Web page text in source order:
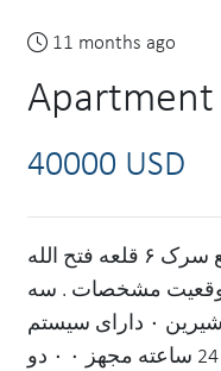
11 months ago
Apartment
40000 USD
آپارتمان فروشی 40000 دالر واقع سرک ۶ قلعه فتح الله
موقعیت مشخصات . سه
اطاقه .منزل اول ۰ آب شیرین ۰ دارای سیستم
مرکزگرمی . لیفت سولری 24 ساعته مجهز ۰ ۰ دو